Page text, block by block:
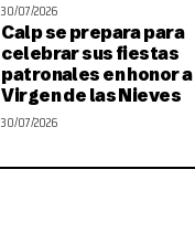
30/07/2026
Calp se prepara para
celebrar sus fiestas
patronales en honor a
Virgen de las Nieves
30/07/2026